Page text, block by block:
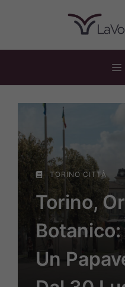
contenuto
TORINO CITTÀ
Torino,
Un